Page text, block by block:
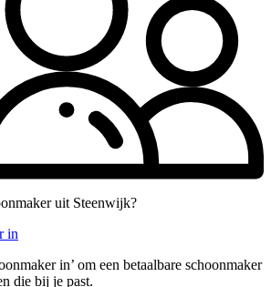
uit Steenwijk?
in
in’ om een betaalbare schoonmaker
die bij je past.